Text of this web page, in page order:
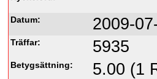
Datum: 2009-
Träffar: 5935
Betygsättning: 5.00 (1